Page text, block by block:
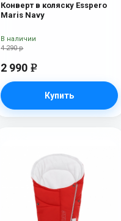
Конверт в коляску Esspero
Maris Navy
4 290 р
2 990 e
Купить
В наличии